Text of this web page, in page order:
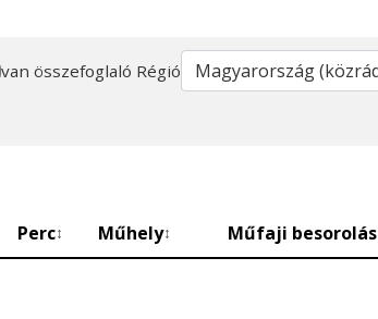
van összefoglaló Régió
Perc↕ Műhely↕ Műfaji besorolás